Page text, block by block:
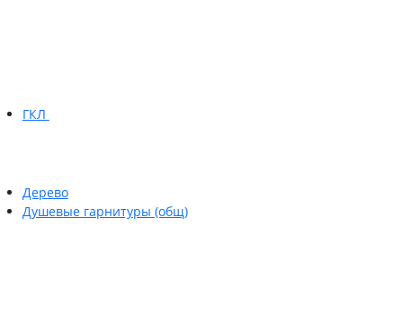
ГКЛ
Дерево
Душевые гарнитуры (общ)